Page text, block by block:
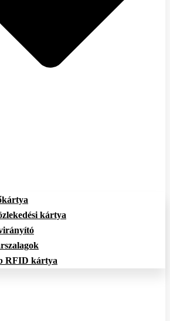
kártya
RFID kártya